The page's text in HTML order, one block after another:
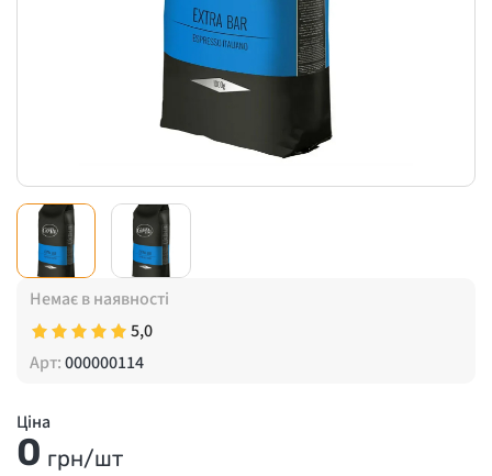
Немає в наявності
5,0
Арт:000000114
Ціна
0 грн/шт